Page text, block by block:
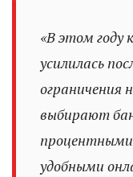
«В этом году
усилилась
ограничения
выбирают
удобными